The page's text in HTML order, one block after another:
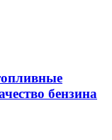
бензина